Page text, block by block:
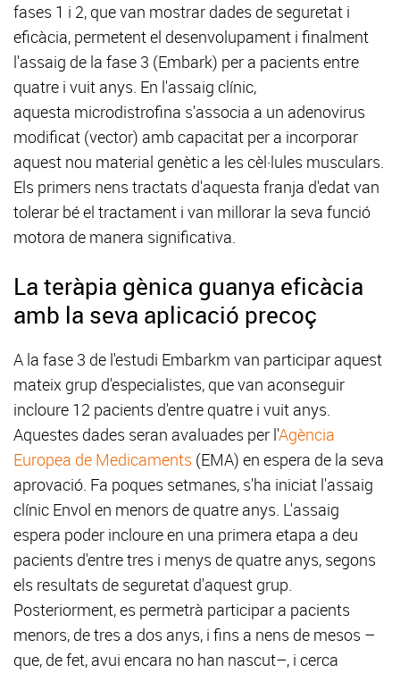
fases 1 i 2, que van mostrar dades de seguretat i
eficàcia, permetent el desenvolupament i finalment
l'assaig de la fase 3 (Embark) per a pacients entre
quatre i vuit anys. En l'assaig clínic,
aquesta microdistrofina s'associa a un adenovirus
modificat (vector) amb capacitat per a incorporar
aquest nou material genètic a les cèl·lules musculars.
Els primers nens tractats d'aquesta franja d'edat van
tolerar bé el tractament i van millorar la seva funció
motora de manera significativa.
La teràpia gènica guanya eficàcia
amb la seva aplicació precoç
A la fase 3 de l'estudi Embarkm van participar aquest
mateix grup d'especialistes, que van aconseguir
incloure 12 pacients d'entre quatre i vuit anys.
Aquestes dades seran avaluades per l'Agència
Europea de Medicaments (EMA) en espera de la seva
aprovació. Fa poques setmanes, s'ha iniciat l'assaig
clínic Envol en menors de quatre anys. L'assaig
espera poder incloure en una primera etapa a deu
pacients d'entre tres i menys de quatre anys, segons
els resultats de seguretat d'aquest grup.
Posteriorment, es permetrà participar a pacients
menors, de tres a dos anys, i fins a nens de mesos –
que, de fet, avui encara no han nascut–, i cerca